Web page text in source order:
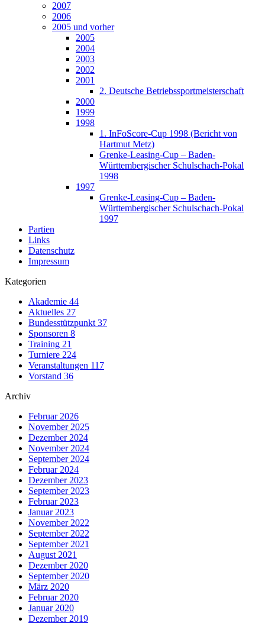
2007
2006
2005 und vorher
2005
2004
2003
2002
2001
2. Deutsche Betriebssportmeisterschaft
2000
1999
1998
1. InFoScore-Cup 1998 (Bericht von
Hartmut Metz)
Grenke-Leasing-Cup – Baden-
Württembergischer Schulschach-Pokal
1998
1997
Grenke-Leasing-Cup – Baden-
Württembergischer Schulschach-Pokal
1997
Partien
Links
Datenschutz
Impressum
Kategorien
Akademie 44
Aktuelles 27
Bundesstützpunkt 37
Sponsoren 8
Training 21
Turniere 224
Veranstaltungen 117
Vorstand 36
Archiv
Februar 2026
November 2025
Dezember 2024
November 2024
September 2024
Februar 2024
Dezember 2023
September 2023
Februar 2023
Januar 2023
November 2022
September 2022
September 2021
August 2021
Dezember 2020
September 2020
März 2020
Februar 2020
Januar 2020
Dezember 2019